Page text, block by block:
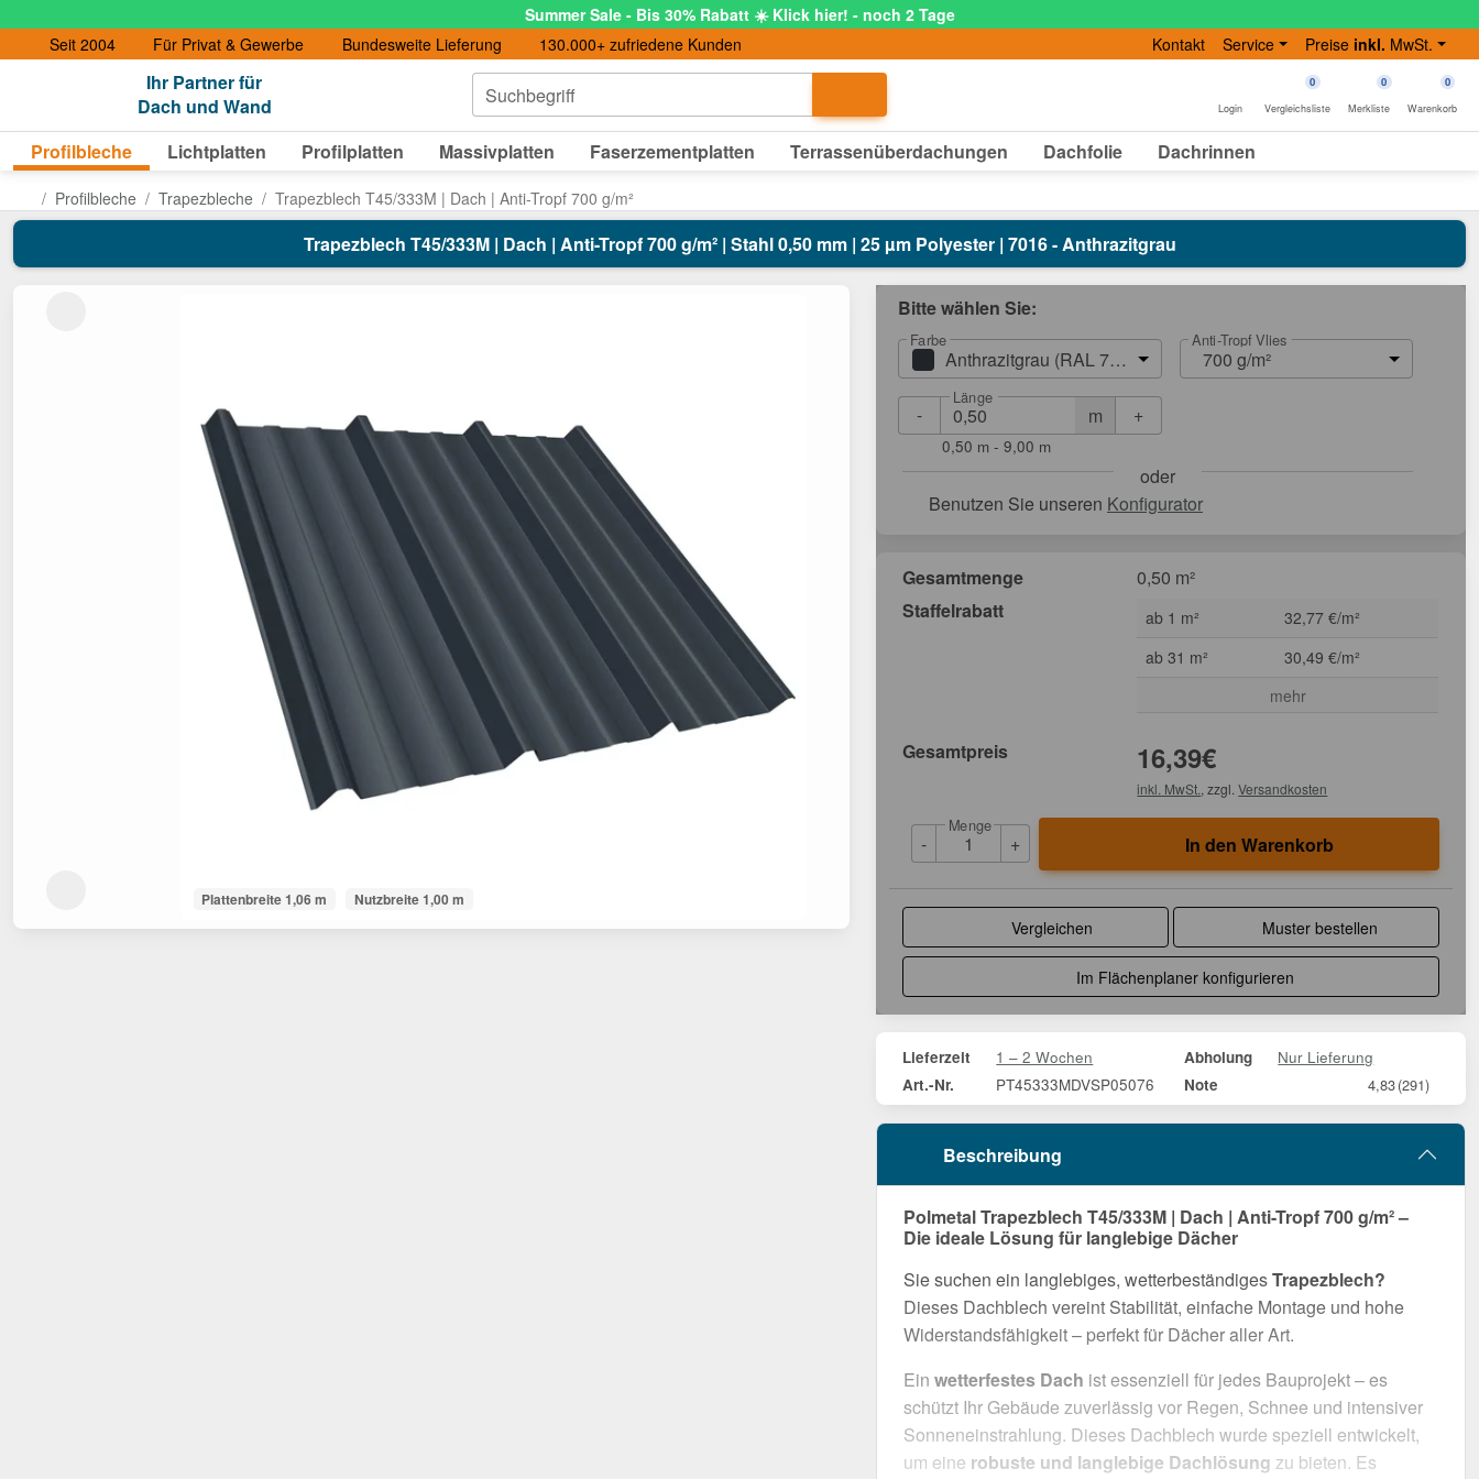
Summer Sale - Bis 30% Rabatt ☀️ Klick hier! - noch 2 Tage
Seit 2004
Für Privat & Gewerbe Bundesweite Lieferung 130.000+ zufriedene Kunden Kontakt Service Preise inkl. MwSt.
Ihr Partner für
Dach und Wand
Suchbegriff
Login
0
Vergleichsliste
0
Merkliste
0
Warenkorb
Profilbleche Lichtplatten Profilplatten Massivplatten Faserzementplatten Terrassenüberdachungen Dachfolie Dachrinnen
Profilbleche Trapezbleche Trapezblech T45/333M | Dach | Anti-Tropf 700 g/m²
Trapezblech T45/333M | Dach | Anti-Tropf 700 g/m² | Stahl 0,50 mm | 25 µm Polyester | 7016 - Anthrazitgrau
Plattenbreite 1,06 m Nutzbreite 1,00 m
Bitte wählen Sie:
Farbe
Anthrazitgrau (RAL 7016)
Anti-Tropf Vlies
700 g/m²
- m
Länge
+
0,50 m - 9,00 m
oder
Benutzen Sie unseren Konfigurator
Gesamtmenge
0,50 m²
Staffelrabatt
ab 1 m²
32,77 €/m²
ab 31 m²
30,49 €/m²
mehr
Gesamtpreis 16,39€
inkl. MwSt. , zzgl.Versandkosten
-
Menge
+ In den Warenkorb
Vergleichen Muster bestellen
Im Flächenplaner konfigurieren
Lieferzeit 1 – 2 Wochen Abholung Nur Lieferung
Art.-Nr. PT45333MDVSP05076 Note 4,83(291)
Beschreibung
Polmetal Trapezblech T45/333M | Dach | Anti-Tropf 700 g/m² –
Die ideale Lösung für langlebige Dächer
Sie suchen ein langlebiges, wetterbeständigesTrapezblech?
Dieses Dachblech vereint Stabilität, einfache Montage und hohe
Widerstandsfähigkeit – perfekt für Dächer aller Art.
Ein wetterfestes Dach ist essenziell für jedes Bauprojekt – es
schützt Ihr Gebäude zuverlässig vor Regen, Schnee und intensiver
Sonneneinstrahlung. Dieses Dachblech wurde speziell entwickelt,
um eine robuste und langlebige Dachlösung zu bieten. Es